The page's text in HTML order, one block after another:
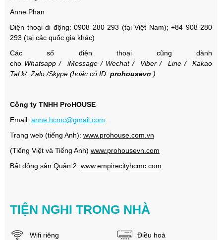
Anne Phan
Điện thoại di động: 0908 280 293 (tại Việt Nam); +84 908 280
293 (tại các quốc gia khác)
Các số điện thoại cũng dành
cho Whatsapp/ iMessage/ Wechat/ Viber/ Line/
Kakao
Talk/ Zalo/Skype (hoặc có ID: prohousevn )
Công ty TNHH ProHOUSE
Email: anne.hcmc@gmail.com
Trang web (tiếng Anh): www.prohouse.com.vn
(Tiếng Việt và Tiếng Anh) www.prohousevn.com
Bất động sản Quận 2: www.empirecityhcmc.com
TIỆN NGHI TRONG NHÀ
Wifi riêng Điều hoà